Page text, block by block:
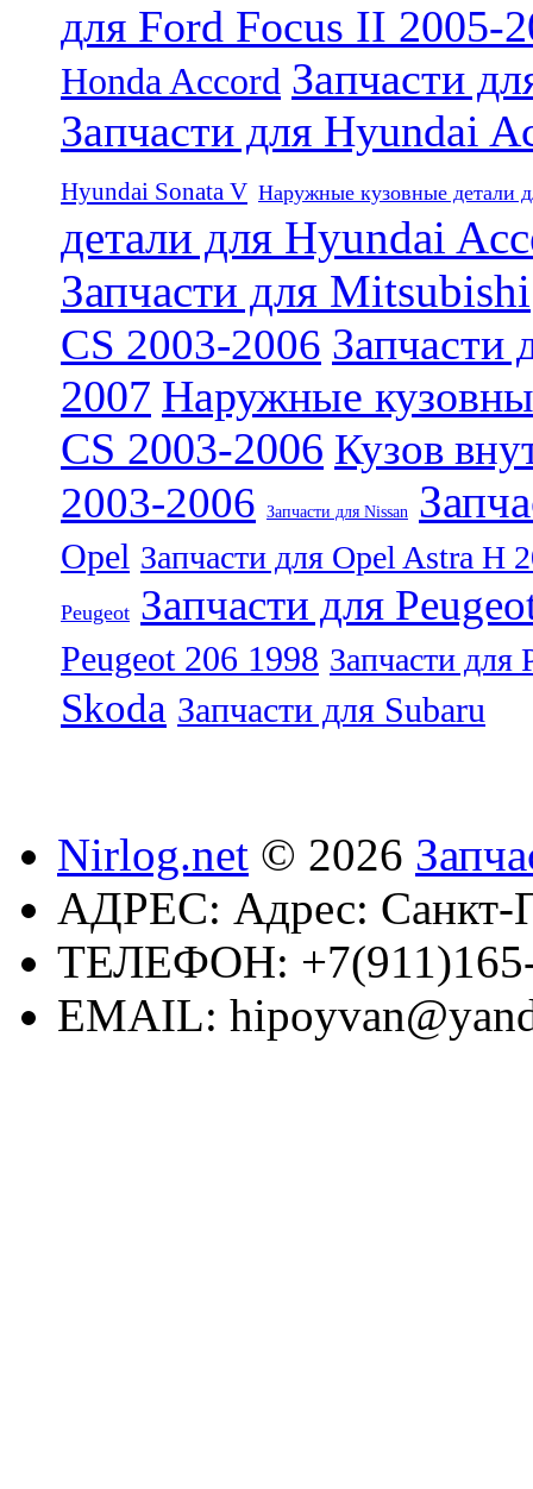
для Ford Focus II 2005-
Honda Accord Запчасти
Запчасти для Hyundai
Hyundai Sonata V Наружные кузовные детали
детали для Hyundai
Запчасти для Mitsubishi
CS 2003-2006 Запчасти
2007 Наружные
CS 2003-2006 Кузов
2003-2006
Запчасти для Nissan
Opel Запчасти для Opel Astra H
Peugeot Запчасти для
Peugeot 206 1998 Запчасти для
Skoda Запчасти для Subaru
Nirlog.net © 2026
АДРЕС: Адрес: Санкт-
ТЕЛЕФОН:
EMAIL: